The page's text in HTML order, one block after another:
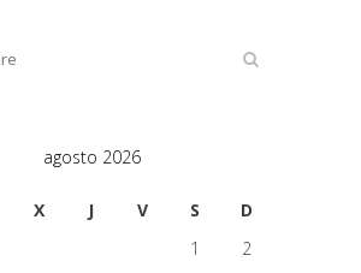
agosto 2026
X J V S
D
1
2